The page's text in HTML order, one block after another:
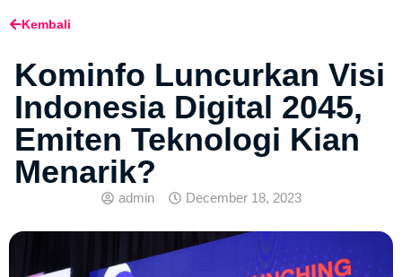
Kembali
Kominfo Luncurkan Visi
Indonesia Digital 2045,
Emiten Teknologi Kian
Menarik?
admin December 18, 2023